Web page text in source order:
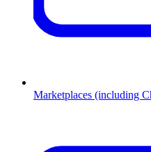
Marketplaces (including